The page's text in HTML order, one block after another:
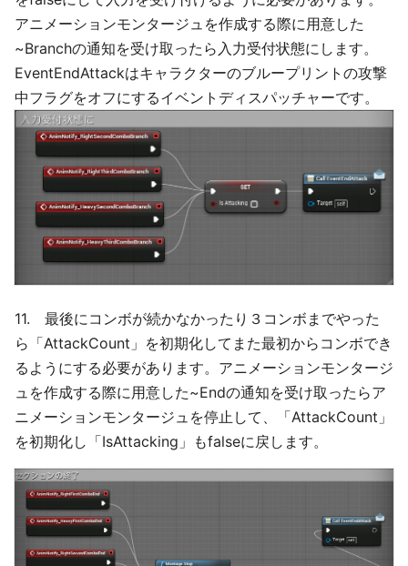
アニメーションモンタージュを作成する際に用意した
~Branchの通知を受け取ったら入力受付状態にします。
EventEndAttackはキャラクターのブループリントの攻撃
中フラグをオフにするイベントディスパッチャーです。
11. 最後にコンボが続かなかったり３コンボまでやった
ら「AttackCount」を初期化してまた最初からコンボでき
るようにする必要があります。アニメーションモンタージ
ュを作成する際に用意した~Endの通知を受け取ったらア
ニメーションモンタージュを停止して、「AttackCount」
を初期化し「IsAttacking」もfalseに戻します。